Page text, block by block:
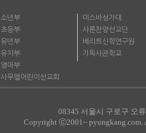
소년부
초등부
유년부
유치부
영아부
사무엘어린이선교회
미스바성가대
샤론찬양선교단
베리트신학연구원
기독사관학교
08345 서울시 구로구 오
Copyright ⓒ2001~ pyungkang.com.